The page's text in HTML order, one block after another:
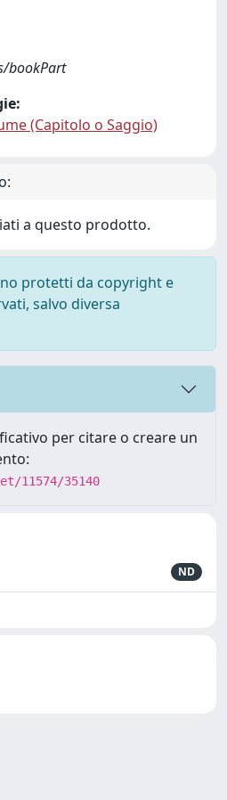
bookPart
(Capitolo o Saggio)
a questo prodotto.
protetti da copyright e
salvo diversa
per citare o creare un
11574/35140
ND